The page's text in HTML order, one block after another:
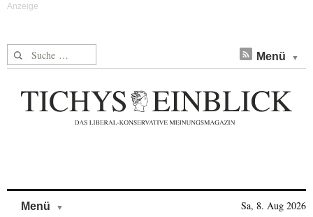
Suche nach: Menü
Menü Sa, 8. Aug 2026